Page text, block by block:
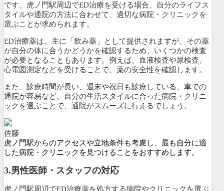
です。虎ノ門駅周辺でED治療を受ける場合、自分のライフス
タイルや通院の方法に合わせて、適切な病院・クリニックを
選ぶことが求められます。
ED治療薬は、主に「飲み薬」として提供されますが、その薬
が自分の体に合うかどうかを確認するため、いくつかの検査
が必要となることもあります。例えば、血液検査や尿検査、
心電図測定などを受けることで、薬の安全性を確認します。
また、診療時間が長い、週末や祝日も診療している、車での
通院が容易など、自分の生活スタイルに合った病院・クリニ
ックを選ぶことで、通院がスムーズに行えるでしょう。
佐藤
虎ノ門駅からのアクセスや立地条件も考慮し、最も自分に適
した病院・クリニックを見つけることをおすすめします。
3.男性医師・スタッフの対応
虎ノ門駅周辺でED治療薬を処方する病院やクリニックを選ぶ